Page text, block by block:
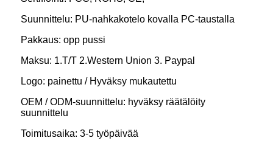
Suunnittelu: PU-nahkakotelo kovalla PC-taustalla
Pakkaus: opp pussi
Maksu: 1.T/T 2.Western Union 3. Paypal
Logo: painettu / Hyväksy mukautettu
OEM / ODM-suunnittelu: hyväksy räätälöity
suunnittelu
Toimitusaika: 3-5 työpäivää